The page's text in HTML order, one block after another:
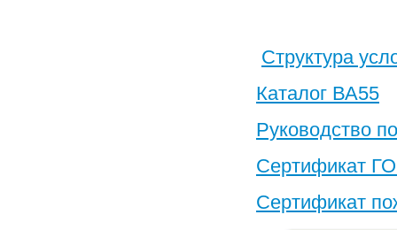
Структура
Каталог ВА55
Руководство
Сертификат
Сертификат